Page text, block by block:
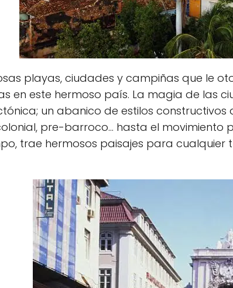
playas, ciudades y campiñas que le
en este hermoso país. La magia de las
un abanico de estilos constructivos
pre-barroco… hasta el movimiento
trae hermosos paisajes para cualquier